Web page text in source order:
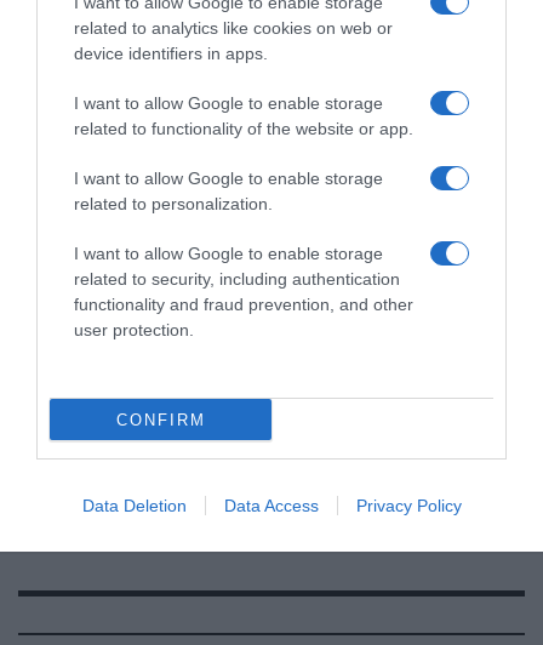
related to analytics like cookies on web or
device identifiers in apps.
I want to allow Google to enable storage
related to functionality of the website or app.
I want to allow Google to enable storage
related to personalization.
I want to allow Google to enable storage
related to security, including authentication
functionality and fraud prevention, and other
user protection.
CONFIRM
Data Deletion Data Access Privacy Policy